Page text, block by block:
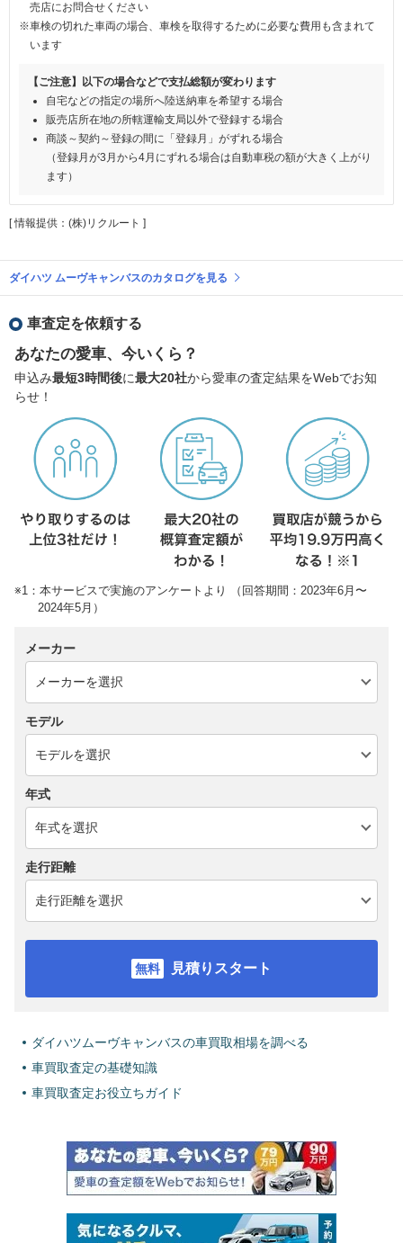
売店にお問合せください
※車検の切れた車両の場合、車検を取得するために必要な費用も含まれて
います
【ご注意】以下の場合などで支払総額が変わります
自宅などの指定の場所へ陸送納車を希望する場合
販売店所在地の所轄運輸支局以外で登録する場合
商談～契約～登録の間に「登録月」がずれる場合
（登録月が3月から4月にずれる場合は自動車税の額が大きく上がり
ます）
[ 情報提供：(株)リクルート ]
ダイハツ ムーヴキャンバスのカタログを見る
車査定を依頼する
あなたの愛車、今いくら？
申込み最短3時間後に最大20社から愛車の査定結果をWebでお知
らせ！
※1：本サービスで実施のアンケートより （回答期間：2023年6月〜
2024年5月）
メーカー
モデル
年式
走行距離
見積りスタート
ダイハツムーヴキャンバスの車買取相場を調べる
車買取査定の基礎知識
車買取査定お役立ちガイド